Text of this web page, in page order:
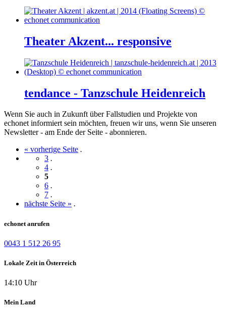
Theater Akzent... responsive
tendance - Tanzschule Heidenreich
Wenn Sie auch in Zukunft über Fallstudien und Projekte von
echonet informiert sein möchten, freuen wir uns, wenn Sie unseren
Newsletter - am Ende der Seite - abonnieren.
« vorherige Seite .
3 .
4 .
5
6 .
7 .
nächste Seite » .
echonet anrufen
0043 1 512 26 95
Lokale Zeit in Österreich
14:10 Uhr
Mein Land